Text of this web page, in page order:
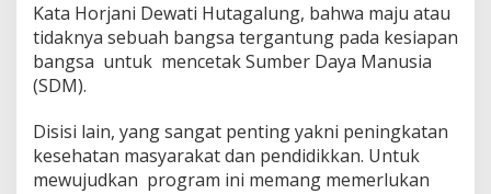
Kata Horjani Dewati Hutagalung, bahwa maju atau
tidaknya sebuah bangsa tergantung pada kesiapan
bangsa untuk mencetak Sumber Daya Manusia
(SDM).
Disisi lain, yang sangat penting yakni peningkatan
kesehatan masyarakat dan pendidikkan. Untuk
mewujudkan program ini memang memerlukan